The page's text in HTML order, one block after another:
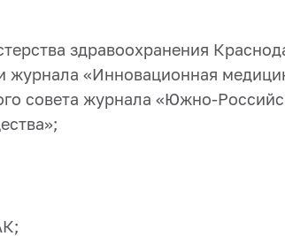
здравоохранения
журнала «Инновационная
совета журнала «Южно-
;